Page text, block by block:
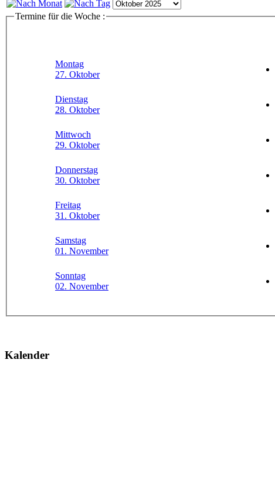
Termine für die Woche :
Montag
27. Oktober
Dienstag
28. Oktober
Mittwoch
29. Oktober
Donnerstag
30. Oktober
Freitag
31. Oktober
Samstag
01. November
Sonntag
02. November
Kalender